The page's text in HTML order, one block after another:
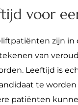
voor
zijn in
van
Leeftijd is
te
patiënten